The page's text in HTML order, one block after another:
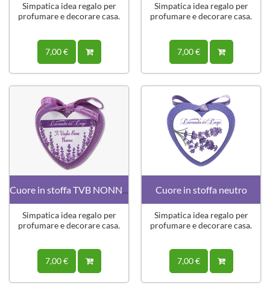
Simpatica idea regalo per
profumare e decorare casa.
7,00 €
Simpatica idea regalo per
profumare e decorare casa.
7,00 €
Simpatica idea regalo per
profumare e decorare casa.
7,00 €
Cuore in stoffa neutro
Simpatica idea regalo per
profumare e decorare casa.
7,00 €